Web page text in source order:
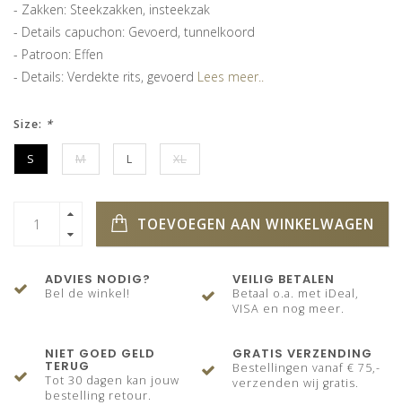
- Zakken: Steekzakken, insteekzak
- Details capuchon: Gevoerd, tunnelkoord
- Patroon: Effen
- Details: Verdekte rits, gevoerd Lees meer..
Size: *
S M L XL
TOEVOEGEN AAN WINKELWAGEN
ADVIES NODIG?
Bel de winkel!
VEILIG BETALEN
Betaal o.a. met iDeal,
VISA en nog meer.
NIET GOED GELD
TERUG
Tot 30 dagen kan jouw
bestelling retour.
GRATIS VERZENDING
Bestellingen vanaf € 75,-
verzenden wij gratis.